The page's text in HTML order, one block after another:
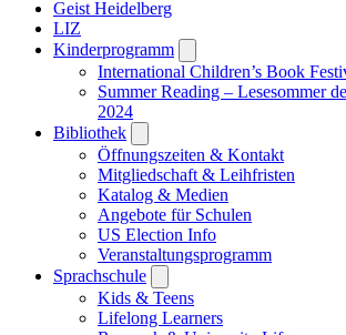
Geist Heidelberg
LIZ
Kinderprogramm
submenu
International Children’s Book
Summer Reading – Lesesommer
2024
Bibliothek
submenu
Öffnungszeiten & Kontakt
Mitgliedschaft & Leihfristen
Katalog & Medien
Angebote für Schulen
US Election Info
Veranstaltungsprogramm
Sprachschule
submenu
Kids & Teens
Lifelong Learners